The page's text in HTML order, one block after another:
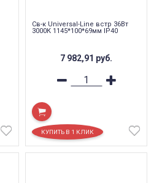
Св-к Universal-Line встр 36Вт
3000К 1145*100*69мм IP40
7 982,91 руб.